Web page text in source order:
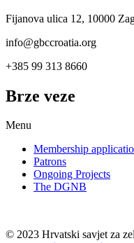
Fijanova ulica 12, 10000
info@gbccroatia.org
+385 99 313 8660
Brze veze
Menu
Membership
Patrons
Ongoing Projects
The DGNB
© 2023 Hrvatski savjet za